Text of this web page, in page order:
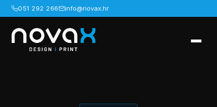
051 292 266 info@novax.hr